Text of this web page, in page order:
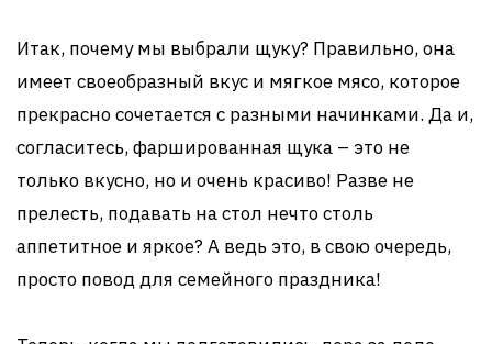
Итак, почему мы выбрали щуку? Правильно, она
имеет своеобразный вкус и мягкое мясо, которое
прекрасно сочетается с разными начинками. Да и,
согласитесь, фаршированная щука – это не
только вкусно, но и очень красиво! Разве не
прелесть, подавать на стол нечто столь
аппетитное и яркое? А ведь это, в свою очередь,
просто повод для семейного праздника!